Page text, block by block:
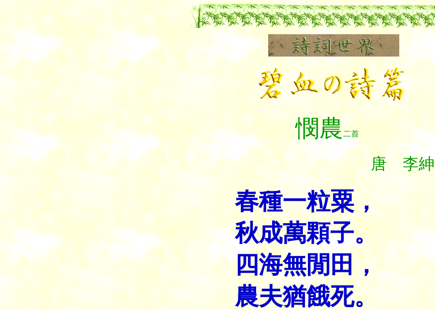
憫農二首
唐 李紳
春種一粒粟，
秋成萬顆子。
四海無閒田，
農夫猶餓死。